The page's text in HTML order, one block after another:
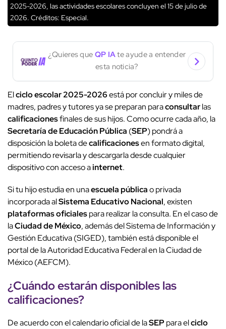
2025-2026, las actividades escolares concluyen el 15 de julio de
2026. Créditos: Especial.
¿Quieres que QP IAte ayude a entender
esta noticia?
Elciclo escolar 2025-2026está por concluir y miles de
madres, padres y tutores ya se preparan paraconsultarlas
calificacionesfinales de sus hijos. Como ocurre cada año, la
Secretaría de Educación Pública (SEP) pondrá a
disposición la boleta decalificacionesen formato digital,
permitiendo revisarla y descargarla desde cualquier
dispositivo con acceso ainternet.
Si tu hijo estudia en unaescuela públicao privada
incorporada alSistema Educativo Nacional, existen
plataformas oficialespara realizar la consulta. En el caso de
laCiudad de México, además del Sistema de Información y
Gestión Educativa (SIGED), también está disponible el
portal de la Autoridad Educativa Federal en la Ciudad de
México (AEFCM).
¿Cuándo estarán disponibles las
calificaciones?
De acuerdo con el calendario oficial de laSEPpara elciclo